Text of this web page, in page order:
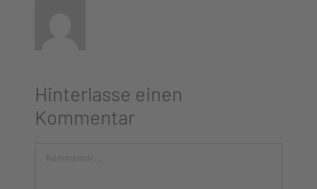
Hinterlasse einen
Kommentar